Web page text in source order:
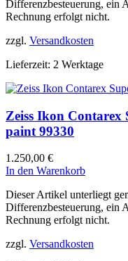
Differenzbesteuerung, ein
Rechnung erfolgt nicht.
zzgl. Versandkosten
Lieferzeit: 2 Werktage
Zeiss Ikon Contarex
paint 99330
1.250,00 €
In den Warenkorb
Dieser Artikel unterliegt
Differenzbesteuerung, ein
Rechnung erfolgt nicht.
zzgl. Versandkosten